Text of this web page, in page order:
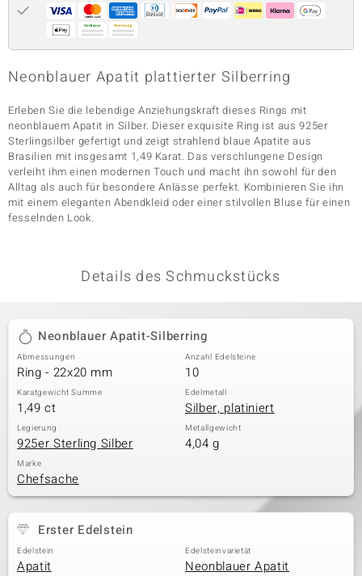
Classics
Neonblauer Apatit plattierter Silberring
Erleben Sie die lebendige Anziehungskraft dieses Rings mit
neonblauem Apatit in Silber. Dieser exquisite Ring ist aus 925er
Sterlingsilber gefertigt und zeigt strahlend blaue Apatite aus
Brasilien mit insgesamt 1,49 Karat. Das verschlungene Design
verleiht ihm einen modernen Touch und macht ihn sowohl für den
Alltag als auch für besondere Anlässe perfekt. Kombinieren Sie ihn
mit einem eleganten Abendkleid oder einer stilvollen Bluse für einen
fesselnden Look.
Details des Schmuckstücks
Neonblauer Apatit-Silberring
Abmessungen
Ring - 22x20 mm
Anzahl Edelsteine
10
Karatgewicht Summe
1,49 ct
Edelmetall
Silber, platiniert
Legierung
925er Sterling Silber
Metallgewicht
4,04 g
Marke
Chefsache
Erster Edelstein
Edelstein
Apatit
Edelsteinvarietät
Neonblauer Apatit